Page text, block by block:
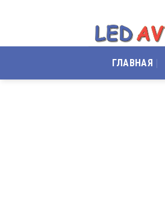
ГЛАВНАЯ